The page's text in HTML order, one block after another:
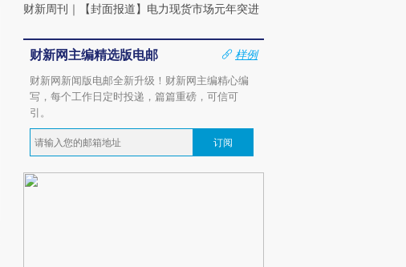
财新周刊 ｜ 【封面报道】电力现货市场元年突进
财新网主编精选版电邮
样例
财新网新闻版电邮全新升级！财新网主编精心编
写，每个工作日定时投递，篇篇重磅，可信可
引。
订阅